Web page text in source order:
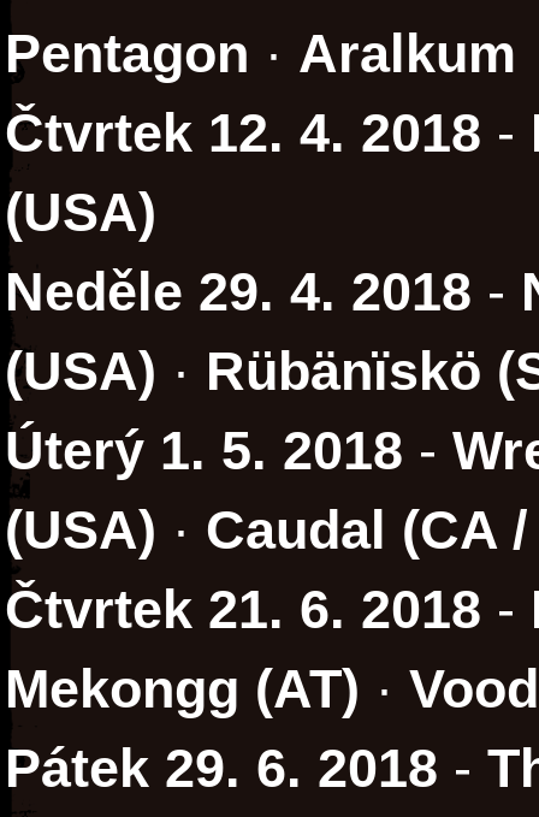
Pentagon · Aralkum
Čtvrtek 12. 4. 2018 -
(USA)
Neděle 29. 4. 2018 -
(USA) · Rübänïskö
Úterý 1. 5. 2018 -
(USA) · Caudal (CA
Čtvrtek 21. 6. 2018 -
Mekongg (AT) ·
Pátek 29. 6. 2018 -